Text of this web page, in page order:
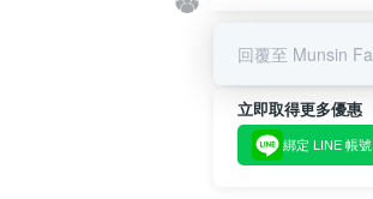
立即取得更多優惠
綁定 LINE 帳號
回覆至 Munsin